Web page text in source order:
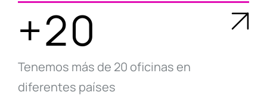
+20
Tenemos más de 20 oficinas en
diferentes países